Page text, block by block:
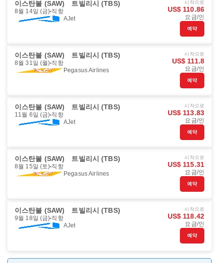
이스탄불 (SAW) 트빌리시 (TBS)
8월 14일 (금) 직항
AJet
시작으로
US$ 110.86
요금/인
예약
이스탄불 (SAW) 트빌리시 (TBS)
8월 31일 (월) 직항
Pegasus Airlines
시작으로
US$ 111.8
요금/인
예약
이스탄불 (SAW) 트빌리시 (TBS)
11월 6일 (금) 직항
AJet
시작으로
US$ 113.83
요금/인
예약
이스탄불 (SAW) 트빌리시 (TBS)
8월 15일 (토) 직항
Pegasus Airlines
시작으로
US$ 115.31
요금/인
예약
이스탄불 (SAW) 트빌리시 (TBS)
9월 18일 (금) 직항
AJet
시작으로
US$ 118.42
요금/인
예약